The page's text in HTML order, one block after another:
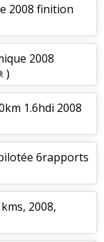
2008 finition
2008
)
1.6hdi 2008
6rapports
2008,